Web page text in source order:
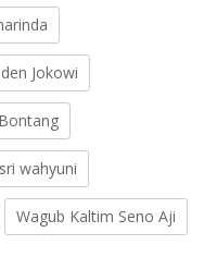
Jokowi
sri wahyuni
Wagub Kaltim Seno Aji